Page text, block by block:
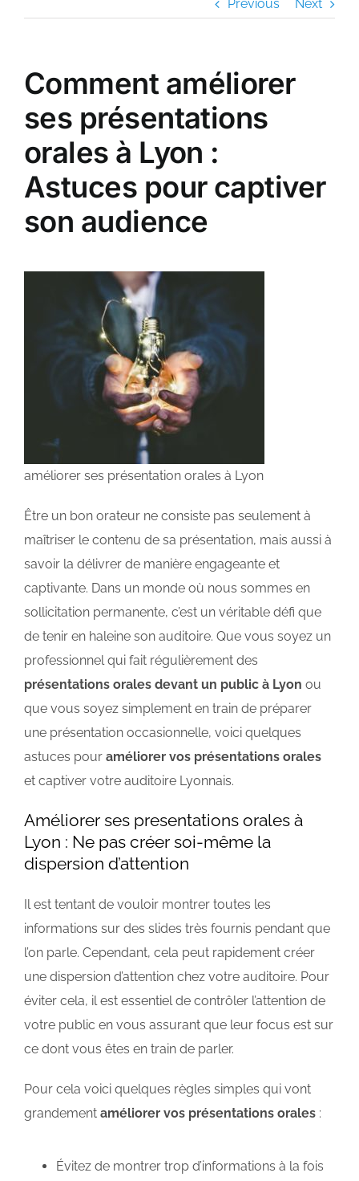
Previous Next
Comment améliorer
ses présentations
orales à Lyon :
Astuces pour captiver
son audience
améliorer ses présentation orales à Lyon
Être un bon orateur ne consiste pas seulement à
maîtriser le contenu de sa présentation, mais aussi à
savoir la délivrer de manière engageante et
captivante. Dans un monde où nous sommes en
sollicitation permanente, c’est un véritable défi que
de tenir en haleine son auditoire. Que vous soyez un
professionnel qui fait régulièrement des
présentations orales devant un public à Lyon ou
que vous soyez simplement en train de préparer
une présentation occasionnelle, voici quelques
astuces pour améliorer vos présentations orales
et captiver votre auditoire Lyonnais.
Améliorer ses presentations orales à
Lyon : Ne pas créer soi-même la
dispersion d’attention
Il est tentant de vouloir montrer toutes les
informations sur des slides très fournis pendant que
l’on parle. Cependant, cela peut rapidement créer
une dispersion d’attention chez votre auditoire. Pour
éviter cela, il est essentiel de contrôler l’attention de
votre public en vous assurant que leur focus est sur
ce dont vous êtes en train de parler.
Pour cela voici quelques règles simples qui vont
grandement améliorer vos présentations orales :
Évitez de montrer trop d’informations à la fois